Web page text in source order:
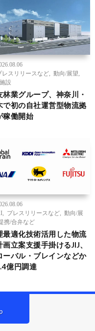
レスリリースなど
動向/展望
設
林業グループ、神奈川・
で初の自社運営型物流拠
稼働開始
プレスリリースなど
動向/展
携/合弁など
最適化技術活用した物流
画立案支援手掛けるJIJ、
ーバル・ブレインなどか
億円調達